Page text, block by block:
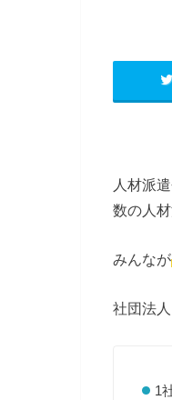
人材派
数の人
みんなが
社団法
1